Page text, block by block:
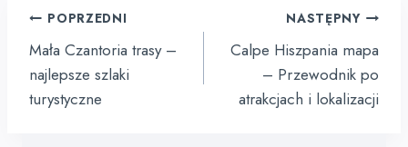
Nawigacja
wpisu
POPRZEDNI
Mała Czantoria trasy –
najlepsze szlaki
turystyczne
NASTĘPNY
Calpe Hiszpania mapa
– Przewodnik po
atrakcjach i lokalizacji